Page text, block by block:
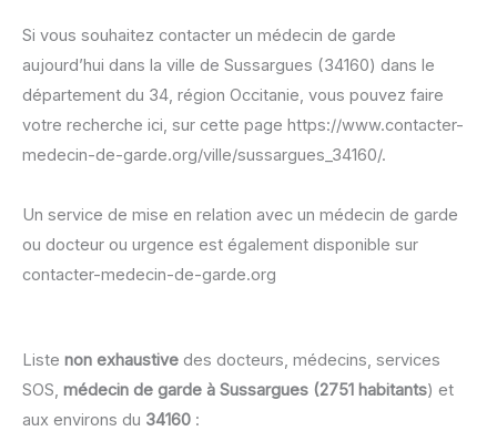
Si vous souhaitez contacter un médecin de garde
aujourd’hui dans la ville de Sussargues (34160) dans le
département du 34, région Occitanie, vous pouvez faire
votre recherche ici, sur cette page https://www.contacter-
medecin-de-garde.org/ville/sussargues_34160/.
Un service de mise en relation avec un médecin de garde
ou docteur ou urgence est également disponible sur
contacter-medecin-de-garde.org
Liste non exhaustive des docteurs, médecins, services
SOS, médecin de garde à Sussargues (2751 habitants) et
aux environs du 34160 :